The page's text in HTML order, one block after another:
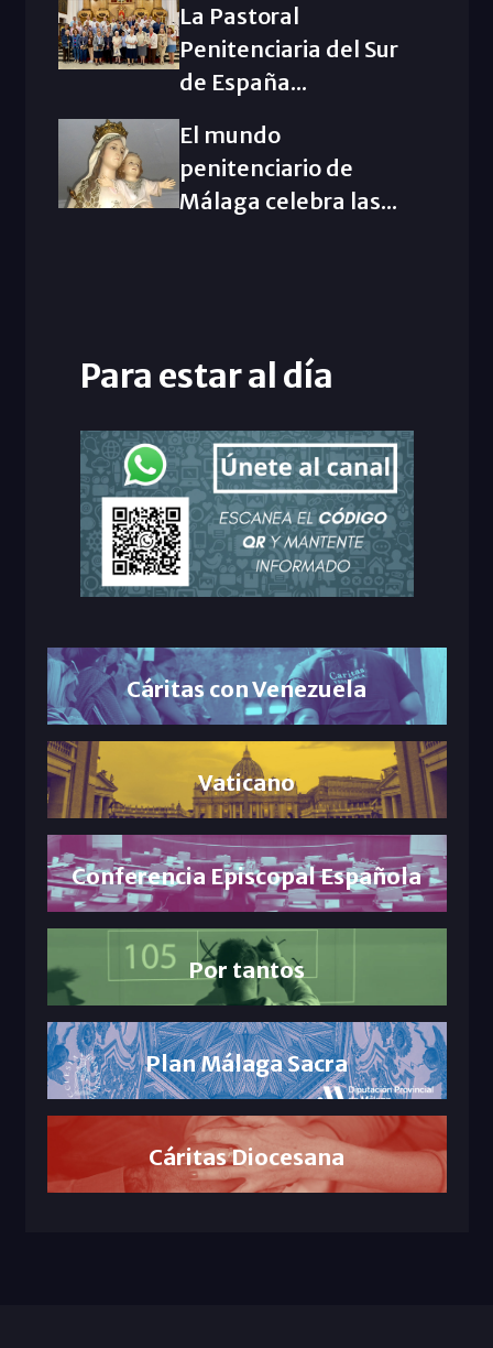
La Pastoral
Penitenciaria del Sur
de España...
El mundo
penitenciario de
Málaga celebra las...
Para estar al día
Cáritas con Venezuela
Vaticano
Conferencia Episcopal Española
Por tantos
Plan Málaga Sacra
Cáritas Diocesana